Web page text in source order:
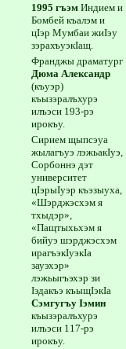
1995 гъэм Индием и
Бомбей къалэм и
цIэр Мумбаи жиIэу
зэрахъуэкIащ.
Франджы драматург
Дюма Александр
(къуэр)
къызэралъхурэ
илъэси 193-рэ
ирокъу.
Сирием щыпсэуа
жылагъуэ лэжьакIуэ,
Сорбоннэ дэт
университет
цIэрыIуэр къэзыуха,
«Шэрджэсхэм я
тхыдэр»,
«Пащтыхьхэм я
бийуэ шэрджэсхэм
ирагъэкIуэкIа
зауэхэр»
лэжьыгъэхэр зи
Iэдакъэ къыщIэкIа
Сэмгугъу Iэмин
къызэралъхурэ
илъэси 117-рэ
ирокъу.